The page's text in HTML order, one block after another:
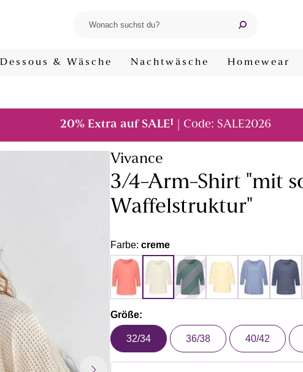
Dessous & Wäsche Nachtwäsche Homewear
20% Extra auf SALE1 | Code: SALE2026
Vivance
3/4-Arm-Shirt "mit
Waffelstruktur"
Farbe: creme
Größe:
32/34 36/38 40/42